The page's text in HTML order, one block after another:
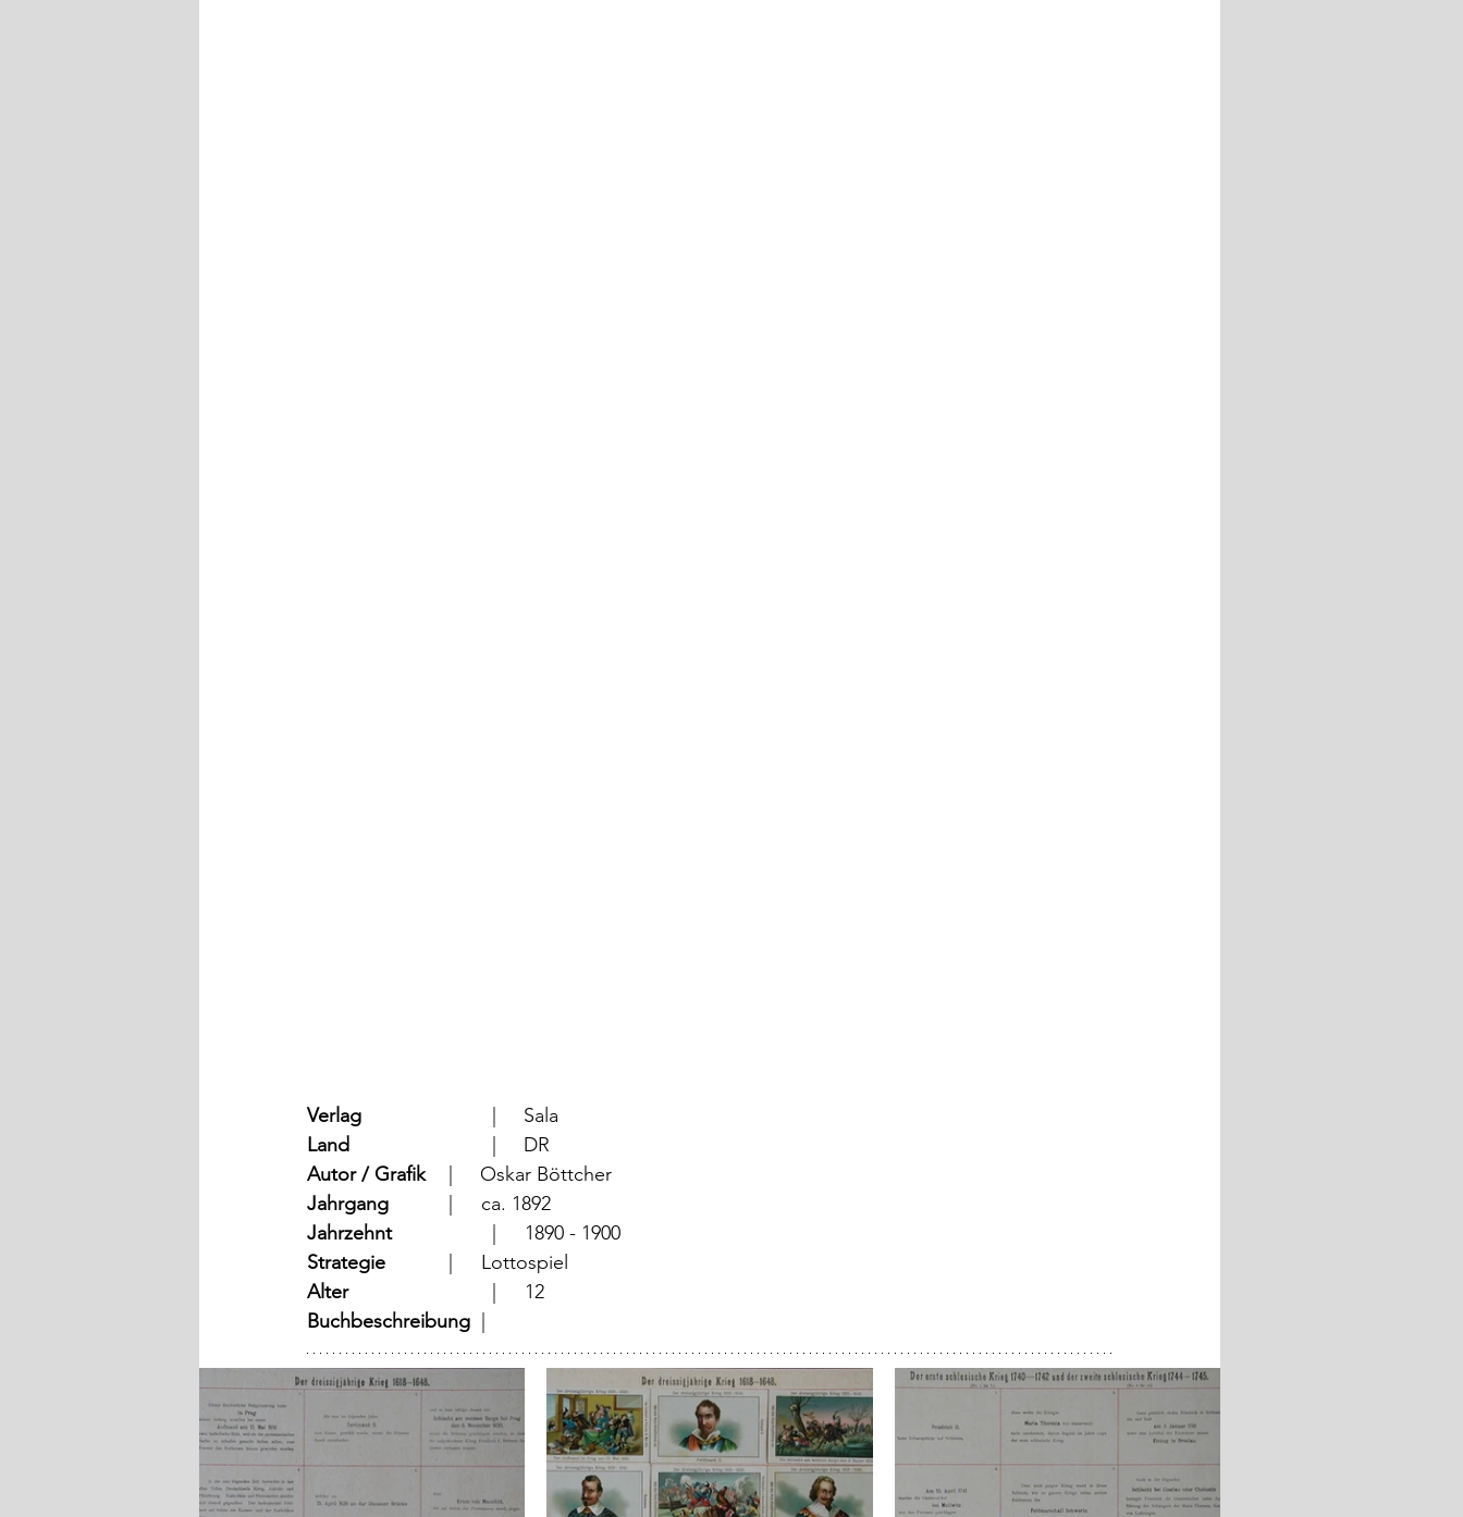
Verlag
			  |     Sala
Land
			  |     DR
Autor / Grafik
	  |     Oskar Böttcher
Jahrgang
		  |	ca. 1892
Jahrzehnt
		  |	1890 - 1900
Strategie
		  |	Lottospiel
Alter
			  |	12
Buchbeschreibung